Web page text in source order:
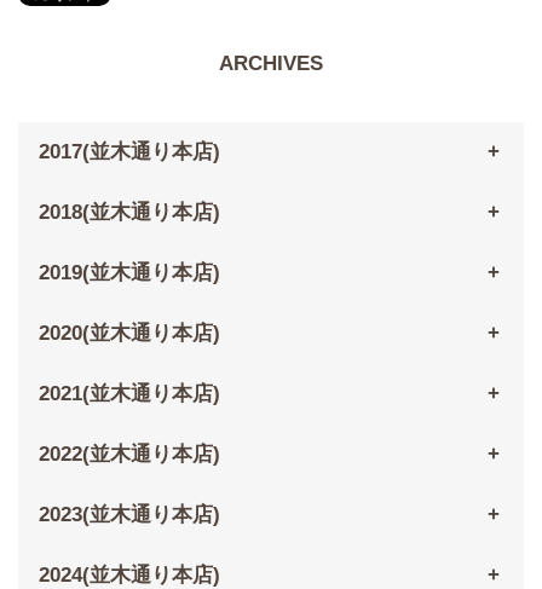
ARCHIVES
2017(並木通り本店)
2018(並木通り本店)
2019(並木通り本店)
2020(並木通り本店)
2021(並木通り本店)
2022(並木通り本店)
2023(並木通り本店)
2024(並木通り本店)